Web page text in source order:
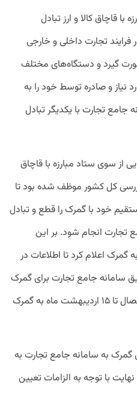
قاچاق کالا و ارز تبادل
تجارت داخلی و خارجی
گیرد و دستگاه‌های مختلف
نیاز و صادره توسط خود را به
جامع تجارت با یکدیگر تبادل
از سوی ستاد مبارزه با قاچاق
کل کشور موظف شده بود تا
خود با گمرک را قطع و تبادل
تجارت انجام شود. بر این
گمرک اعلام کرد تا اطلاعات در
سامانه جامع تجارت برای گمرک
ارسال می‌کند و برای برقراری این اتصال تا ۱۵ اردیبهشت ماه به گمرک
گمرک به سامانه جامع تجارت به
و در نهایت با توجه به الزامات تعیین